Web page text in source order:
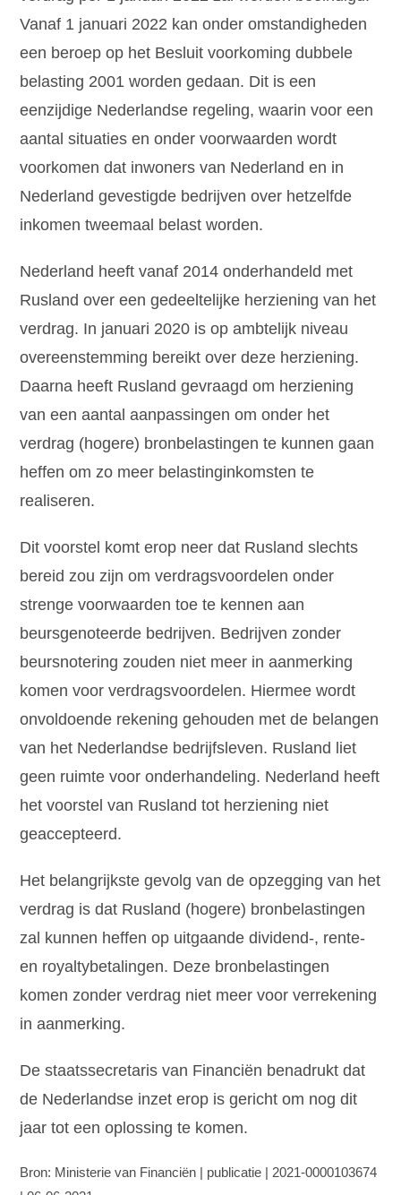
Vanaf 1 januari 2022 kan onder omstandigheden
een beroep op het Besluit voorkoming dubbele
belasting 2001 worden gedaan. Dit is een
eenzijdige Nederlandse regeling, waarin voor een
aantal situaties en onder voorwaarden wordt
voorkomen dat inwoners van Nederland en in
Nederland gevestigde bedrijven over hetzelfde
inkomen tweemaal belast worden.
Nederland heeft vanaf 2014 onderhandeld met
Rusland over een gedeeltelijke herziening van het
verdrag. In januari 2020 is op ambtelijk niveau
overeenstemming bereikt over deze herziening.
Daarna heeft Rusland gevraagd om herziening
van een aantal aanpassingen om onder het
verdrag (hogere) bronbelastingen te kunnen gaan
heffen om zo meer belastinginkomsten te
realiseren.
Dit voorstel komt erop neer dat Rusland slechts
bereid zou zijn om verdragsvoordelen onder
strenge voorwaarden toe te kennen aan
beursgenoteerde bedrijven. Bedrijven zonder
beursnotering zouden niet meer in aanmerking
komen voor verdragsvoordelen. Hiermee wordt
onvoldoende rekening gehouden met de belangen
van het Nederlandse bedrijfsleven. Rusland liet
geen ruimte voor onderhandeling. Nederland heeft
het voorstel van Rusland tot herziening niet
geaccepteerd.
Het belangrijkste gevolg van de opzegging van het
verdrag is dat Rusland (hogere) bronbelastingen
zal kunnen heffen op uitgaande dividend-, rente-
en royaltybetalingen. Deze bronbelastingen
komen zonder verdrag niet meer voor verrekening
in aanmerking.
De staatssecretaris van Financiën benadrukt dat
de Nederlandse inzet erop is gericht om nog dit
jaar tot een oplossing te komen.
Bron: Ministerie van Financiën | publicatie | 2021-0000103674